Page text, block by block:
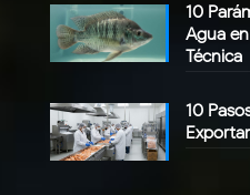
10
Agua
Técnica
10